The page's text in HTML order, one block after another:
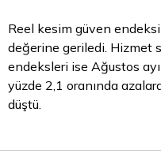
Reel kesim güven
değerine geriledi. Hizmet
endeksleri ise Ağustos
yüzde 2,1 oranında
düştü.